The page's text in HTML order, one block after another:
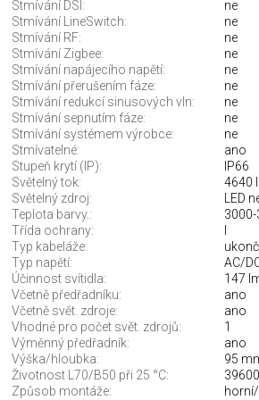
Stmívání DSI:
ne
Stmívání LineSwitch:
ne
Stmívání RF:
ne
Stmívání Zigbee:
ne
Stmívání napájecího napětí:
ne
Stmívání přerušením fáze:
ne
Stmívání redukcí sinusových vln:
ne
Stmívání sepnutím fáze:
ne
Stmívání systémem výrobce:
ne
Stmívatelné:
ano
Stupeň krytí (IP):
IP66
Světelný tok:
4640
Světelný zdroj:
LED
Teplota barvy.:
Třída ochrany:
Typ kabeláže:
Typ napětí:
AC/
Účinnost svítidla:
147
Včetně předřadníku:
ano
Včetně svět. zdroje:
ano
Vhodné pro počet svět. zdrojů:
1
Výměnný předřadník:
ano
Výška/hloubka:
95
Životnost L70/B50 při 25 °C:
Způsob montáže: